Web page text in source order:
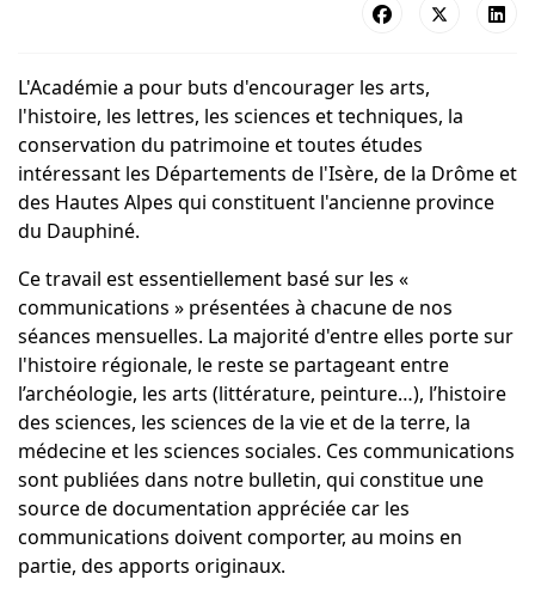
L'Académie a pour buts d'encourager les arts,
l'histoire, les lettres, les sciences et techniques, la
conservation du patrimoine et toutes études
intéressant les Départements de l'Isère, de la Drôme et
des Hautes Alpes qui constituent l'ancienne province
du Dauphiné.
Ce travail est essentiellement basé sur les «
communications » présentées à chacune de nos
séances mensuelles. La majorité d'entre elles porte sur
l'histoire régionale, le reste se partageant entre
l’archéologie, les arts (littérature, peinture…), l’histoire
des sciences, les sciences de la vie et de la terre, la
médecine et les sciences sociales. Ces communications
sont publiées dans notre bulletin, qui constitue une
source de documentation appréciée car les
communications doivent comporter, au moins en
partie, des apports originaux.